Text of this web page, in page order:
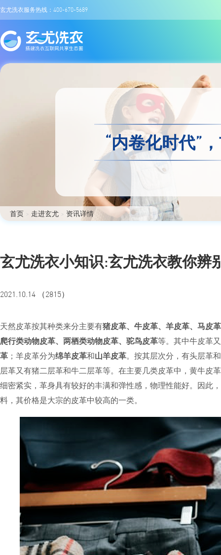
玄尤洗衣服务热线：400-670-5689
“内卷化时代”
首页 走进玄尤 > 资讯详情
玄尤洗衣小知识:玄尤洗衣教你辨
2021.10.14 （2815）
天然皮革按其种类来分主要有猪皮革、牛皮革、羊皮革、马皮
爬行类动物皮革、两栖类动物皮革、驼鸟皮革等。其中牛皮革
革 ；羊皮革分为绵羊皮革和山羊皮革。按其层次分，有头层革
层革又有猪二层革和牛二层革等。在主要几类皮革中，黄牛皮
细密紧实，革身具有较好的丰满和弹性感，物理性能好。因此
料，其价格是大宗的皮革中较高的一类。